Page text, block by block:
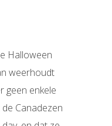
Halloween
weerhoudt
geen enkele
Canadezen